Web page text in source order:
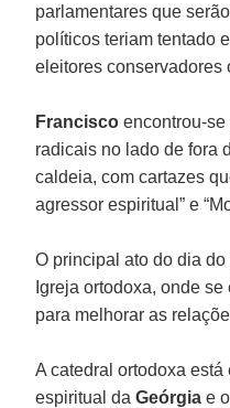
parlamentares que
políticos teriam tentado
eleitores conservadores
Francisco encontrou-
radicais no lado de fora
caldeia, com cartazes
agressor espiritual” e
O principal ato do dia
Igreja ortodoxa, onde
para melhorar as
A catedral ortodoxa está
espiritual daGeórgia e